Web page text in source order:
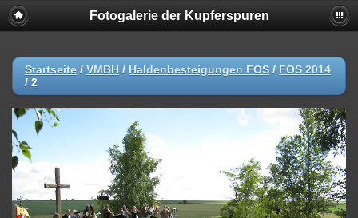
Fotogalerie der Kupferspuren
Startseite / VMBH / Haldenbesteigungen FOS / FOS 2014
/ 2